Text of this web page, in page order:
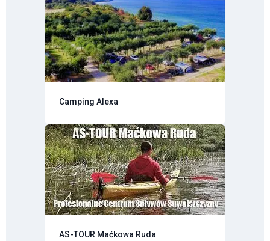
Camping Alexa
AS-TOUR Maćkowa Ruda